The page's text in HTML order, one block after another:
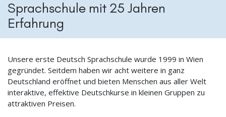
Sprachschule mit 25 Jahren
Erfahrung
Unsere erste Deutsch Sprachschule wurde 1999 in Wien
gegründet. Seitdem haben wir acht weitere in ganz
Deutschland eröffnet und bieten Menschen aus aller Welt
interaktive, effektive Deutschkurse in kleinen Gruppen zu
attraktiven Preisen.